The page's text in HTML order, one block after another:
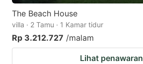
The Beach House
villa · 2 Tamu · 1 Kamar tidur
Rp 3.212.727 /malam
Lihat penawaran